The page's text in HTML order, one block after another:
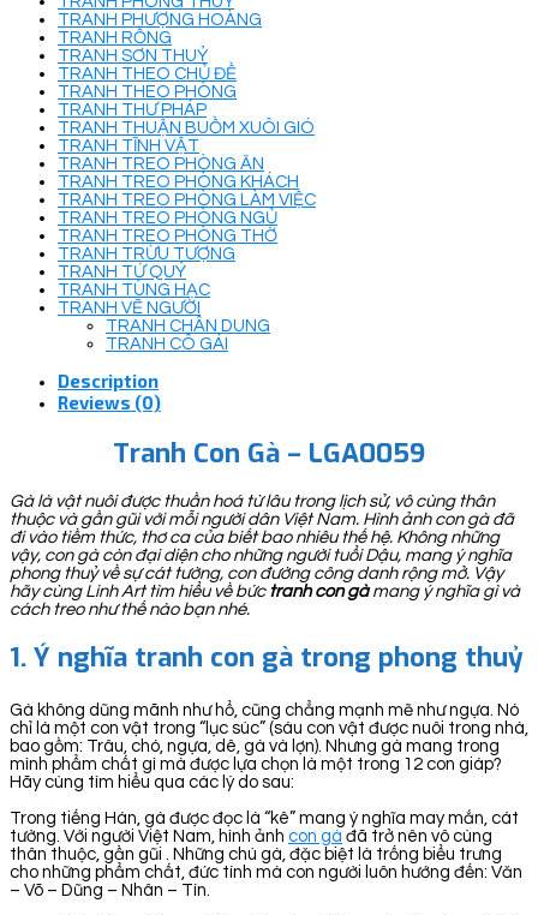
TRANH PHƯỢNG HOÀNG
TRANH RỒNG
TRANH SƠN THUỶ
TRANH THEO CHỦ ĐỀ
TRANH THEO PHÒNG
TRANH THƯ PHÁP
TRANH THUẬN BUỒM XUÔI GIÓ
TRANH TĨNH VẬT
TRANH TREO PHÒNG ĂN
TRANH TREO PHÒNG KHÁCH
TRANH TREO PHÒNG LÀM VIỆC
TRANH TREO PHÒNG NGỦ
TRANH TREO PHÒNG THỜ
TRANH TRỪU TƯỢNG
TRANH TỨ QUÝ
TRANH TÙNG HẠC
TRANH VẼ NGƯỜI
TRANH CHÂN DUNG
TRANH CÔ GÁI
Description
Reviews (0)
Tranh Con Gà – LGA0059
Gà là vật nuôi được thuần hoá từ lâu trong lịch sử, vô cùng thân
thuộc và gần gũi với mỗi người dân Việt Nam. Hình ảnh con gà đã
đi vào tiềm thức, thơ ca của biết bao nhiêu thế hệ. Không những
vậy, con gà còn đại diện cho những người tuổi Dậu, mang ý nghĩa
phong thuỷ về sự cát tường, con đường công danh rộng mở. Vậy
hãy cùng Linh Art tìm hiểu về bức tranh con gàmang ý nghĩa gì và
cách treo như thế nào bạn nhé.
1. Ý nghĩa tranh con gà trong phong thuỷ
Gà không dũng mãnh như hổ, cũng chẳng mạnh mẽ như ngựa. Nó
chỉ là một con vật trong “lục súc” (sáu con vật được nuôi trong nhà,
bao gồm: Trâu, chó, ngựa, dê, gà và lợn). Nhưng gà mang trong
mình phẩm chất gì mà được lựa chọn là một trong 12 con giáp?
Hãy cùng tìm hiểu qua các lý do sau:
Trong tiếng Hán, gà được đọc là “kê” mang ý nghĩa may mắn, cát
tường. Với người Việt Nam, hình ảnh con gà đã trở nên vô cùng
thân thuộc, gần gũi . Những chú gà, đặc biệt là trống biểu trưng
cho những phẩm chất, đức tính mà con người luôn hướng đến: Văn
– Võ – Dũng – Nhân – Tín.